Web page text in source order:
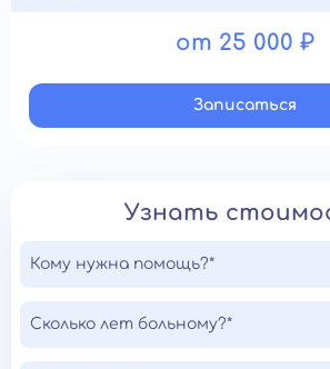
от 25 000 ₽
Записатьcя
Узнать
Кому нужна помощь?*
Сколько лет больному?*